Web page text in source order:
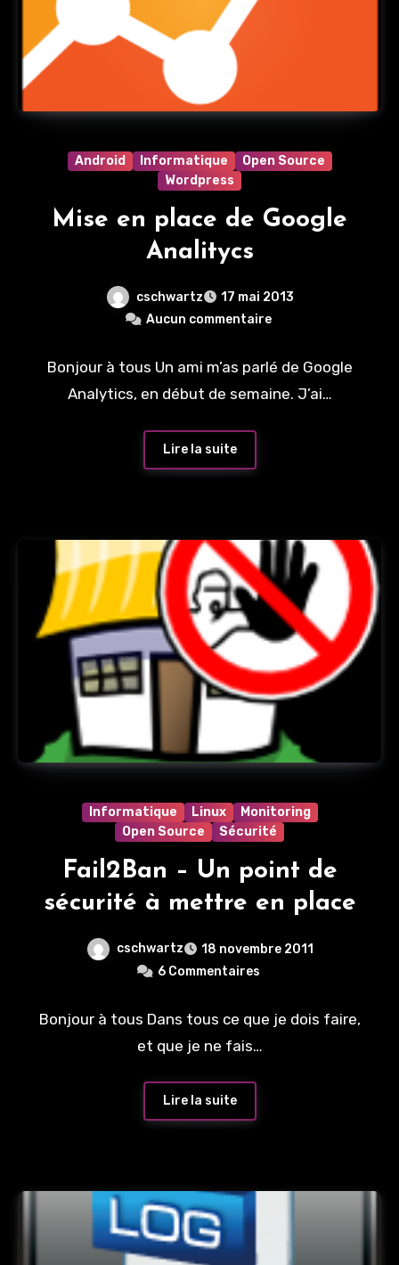
Android Informatique
Open Source
Wordpress
Mise en place de Google
Analitycs
cschwartz
17 mai 2013
Aucun commentaire
Bonjour à tous Un ami m’as parlé de Google
Analytics, en début de semaine. J’ai…
Lire la suite
Informatique Linux
Monitoring
Open Source
Sécurité
Fail2Ban – Un point de
sécurité à mettre en place
cschwartz
18 novembre 2011
6 Commentaires
Bonjour à tous Dans tous ce que je dois faire,
et que je ne fais…
Lire la suite